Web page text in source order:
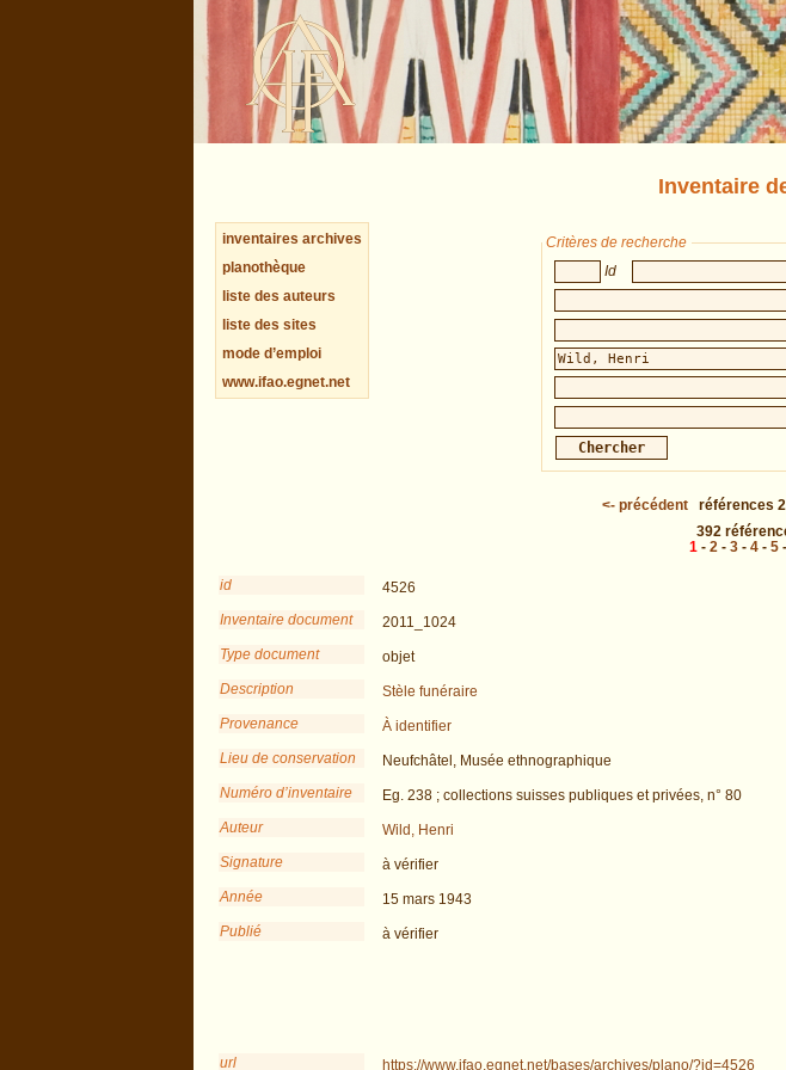
Inventaire
inventaires archives
planothèque
liste des auteurs
liste des sites
mode d’emploi
www.ifao.egnet.net
Critères de recherche
Id
<- précédent références
392
1 - 2 - 3 - 4 - 5 -
id
4526
Inventaire document
2011_1024
Type document
objet
Description
Stèle funéraire
Provenance
À identifier
Lieu de conservation
Neufchâtel, Musée ethnographique
Numéro d’inventaire
Eg. 238 ; collections suisses publiques et privées, n° 80
Auteur
Wild, Henri
Signature
à vérifier
Année
15 mars 1943
Publié
à vérifier
url https://www.ifao.egnet.net/bases/archives/plano/?id=4526